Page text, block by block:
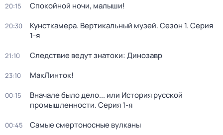
20:15 Спокойной ночи, малыши!
20:30 Кунсткамера. Вертикальный музей. Сезон 1. Серия
1-я
21:10 Следствие ведут знатоки: Динозавр
23:10 МакЛинток!
00:15
Вначале было дело... или История русской
промышленности. Серия 1-я
00:45 Самые смертоносные вулканы